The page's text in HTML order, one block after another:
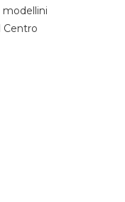
modellini
Centro